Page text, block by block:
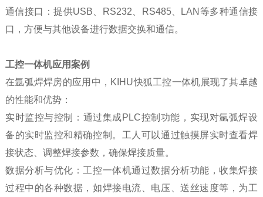
通信接口：提供USB、RS232、RS485、LAN等多种通信接
口，方便与其他设备进行数据交换和通信。
工控一体机应用案例
在氩弧焊焊房的应用中，KIHU快狐工控一体机展现了其卓越
的性能和优势：
实时监控与控制：通过集成PLC控制功能，实现对氩弧焊设
备的实时监控和精确控制。工人可以通过触摸屏实时查看焊
接状态、调整焊接参数，确保焊接质量。
数据分析与优化：工控一体机通过数据分析功能，收集焊接
过程中的各种数据，如焊接电流、电压、送丝速度等，为工